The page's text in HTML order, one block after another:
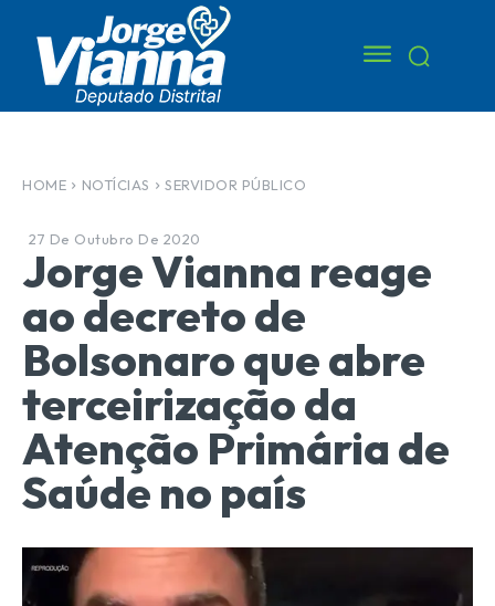
HOME NOTÍCIAS SERVIDOR PÚBLICO
27 De Outubro De 2020
Jorge Vianna reage
ao decreto de
Bolsonaro que abre
terceirização da
Atenção Primária de
Saúde no país